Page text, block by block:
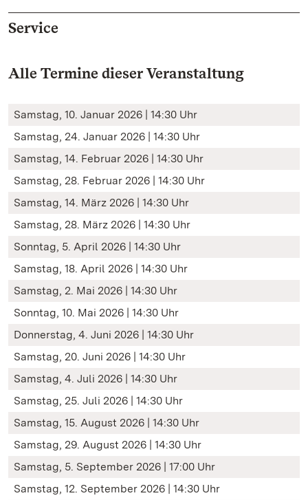
Service
Alle Termine dieser Veranstaltung
Samstag, 10. Januar 2026 | 14:30 Uhr
Samstag, 24. Januar 2026 | 14:30 Uhr
Samstag, 14. Februar 2026 | 14:30 Uhr
Samstag, 28. Februar 2026 | 14:30 Uhr
Samstag, 14. März 2026 | 14:30 Uhr
Samstag, 28. März 2026 | 14:30 Uhr
Sonntag, 5. April 2026 | 14:30 Uhr
Samstag, 18. April 2026 | 14:30 Uhr
Samstag, 2. Mai 2026 | 14:30 Uhr
Sonntag, 10. Mai 2026 | 14:30 Uhr
Donnerstag, 4. Juni 2026 | 14:30 Uhr
Samstag, 20. Juni 2026 | 14:30 Uhr
Samstag, 4. Juli 2026 | 14:30 Uhr
Samstag, 25. Juli 2026 | 14:30 Uhr
Samstag, 15. August 2026 | 14:30 Uhr
Samstag, 29. August 2026 | 14:30 Uhr
Samstag, 5. September 2026 | 17:00 Uhr
Samstag, 12. September 2026 | 14:30 Uhr